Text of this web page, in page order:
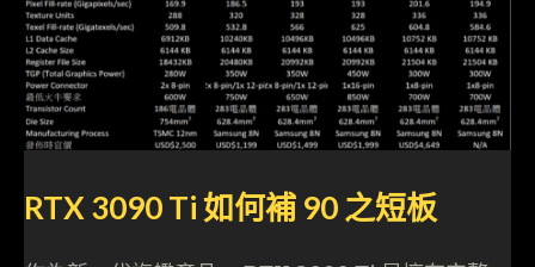
RTX 3090 Ti 如何補 90 之短板